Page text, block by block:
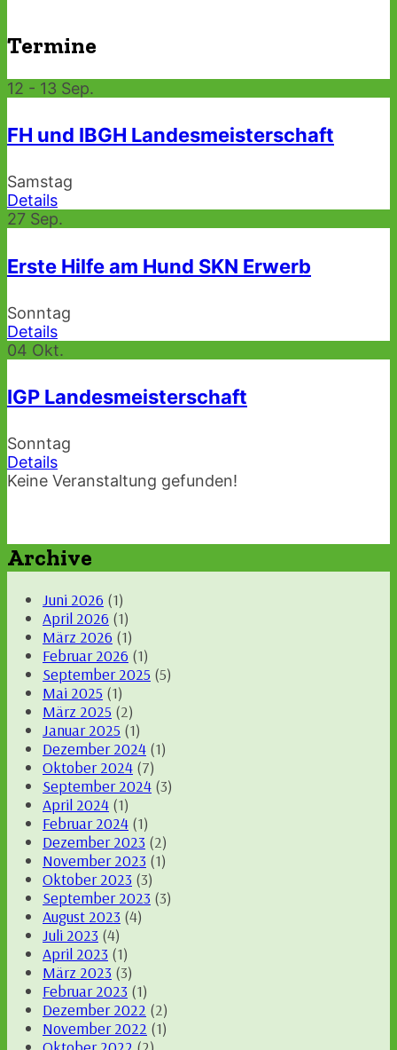
Termine
12 - 13 Sep.
FH und IBGH Landesmeisterschaft
Samstag
Details
27 Sep.
Erste Hilfe am Hund SKN Erwerb
Sonntag
Details
04 Okt.
IGP Landesmeisterschaft
Sonntag
Details
Keine Veranstaltung gefunden!
Archive
Juni 2026 (1)
April 2026 (1)
März 2026 (1)
Februar 2026 (1)
September 2025 (5)
Mai 2025 (1)
März 2025 (2)
Januar 2025 (1)
Dezember 2024 (1)
Oktober 2024 (7)
September 2024 (3)
April 2024 (1)
Februar 2024 (1)
Dezember 2023 (2)
November 2023 (1)
Oktober 2023 (3)
September 2023 (3)
August 2023 (4)
Juli 2023 (4)
April 2023 (1)
März 2023 (3)
Februar 2023 (1)
Dezember 2022 (2)
November 2022 (1)